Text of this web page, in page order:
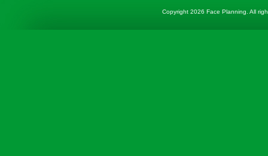
Copyright 2026 Face Planning. All